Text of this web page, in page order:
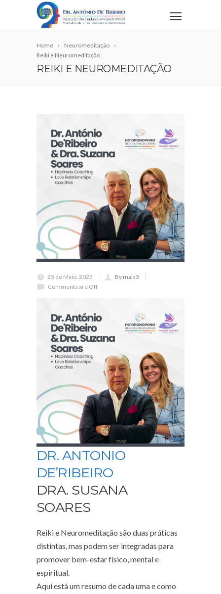
Home
Neuromeditação
Reiki e Neuromeditação
REIKI E NEUROMEDITAÇÃO
23 de Maio, 2025
By mais3
Comments are Off
DR. ANTONIO
DE’RIBEIRO
DRA. SUSANA
SOARES
Reiki e Neuromeditação são duas práticas
distintas, mas podem ser integradas para
promover bem-estar físico, mental e
espiritual.
Aqui está um resumo de cada uma e como